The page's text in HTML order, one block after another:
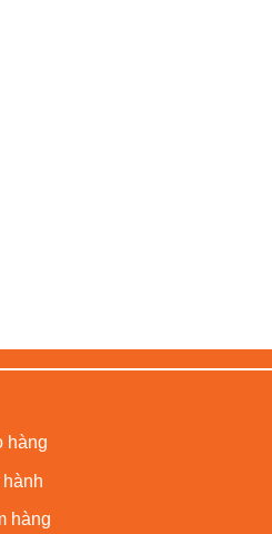
hàng
hàng